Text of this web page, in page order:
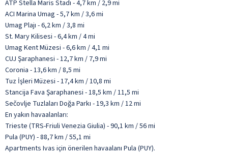
ATP Stella Maris Stadı - 4,7 km / 2,9 mi
ACI Marina Umag - 5,7 km / 3,6 mi
Umag Plajı - 6,2 km / 3,8 mi
St. Mary Kilisesi - 6,4 km / 4 mi
Umag Kent Müzesi - 6,6 km / 4,1 mi
CUJ Şaraphanesi - 12,7 km / 7,9 mi
Coronia - 13,6 km / 8,5 mi
Tuz İşleri Müzesi - 17,4 km / 10,8 mi
Stancija Fava Şaraphanesi - 18,5 km / 11,5 mi
Sečovlje Tuzlaları Doğa Parkı - 19,3 km / 12 mi
En yakın havaalanları:
Trieste (TRS-Friuli Venezia Giulia) - 90,1 km / 56 mi
Pula (PUY) - 88,7 km / 55,1 mi
Apartments Ivas için önerilen havaalanı Pula (PUY).